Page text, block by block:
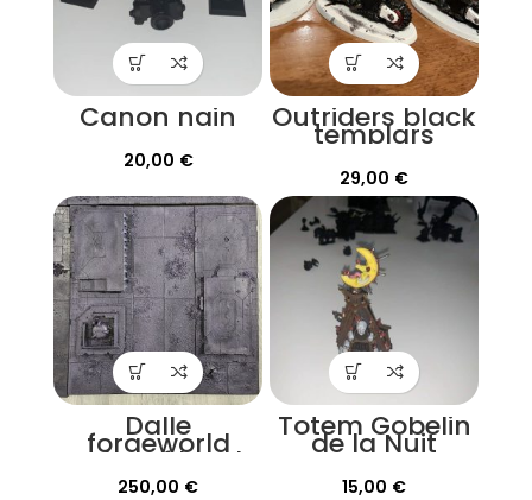
Canon nain
20,00 €
Outriders black
templars
29,00 €
Dalle
forgeworld
realm of battle
250,00 €
Totem Gobelin
de la Nuit
15,00 €